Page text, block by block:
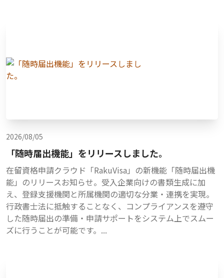
2026/08/05
「随時届出機能」をリリースしました。
在留資格申請クラウド「RakuVisa」の新機能「随時届出機
能」のリリースお知らせ。受入企業向けの書類生成に加
え、登録支援機関と所属機関の適切な分業・連携を実現。
行政書士法に抵触することなく、コンプライアンスを遵守
した随時届出の準備・申請サポートをシステム上でスムー
ズに行うことが可能です。...